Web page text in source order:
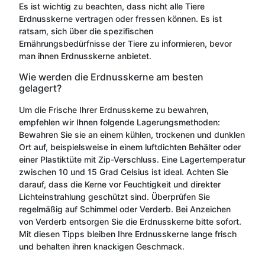
Es ist wichtig zu beachten, dass nicht alle Tiere
Erdnusskerne vertragen oder fressen können. Es ist
ratsam, sich über die spezifischen
Ernährungsbedürfnisse der Tiere zu informieren, bevor
man ihnen Erdnusskerne anbietet.
Wie werden die Erdnusskerne am besten
gelagert?
Um die Frische Ihrer Erdnusskerne zu bewahren,
empfehlen wir Ihnen folgende Lagerungsmethoden:
Bewahren Sie sie an einem kühlen, trockenen und dunklen
Ort auf, beispielsweise in einem luftdichten Behälter oder
einer Plastiktüte mit Zip-Verschluss. Eine Lagertemperatur
zwischen 10 und 15 Grad Celsius ist ideal. Achten Sie
darauf, dass die Kerne vor Feuchtigkeit und direkter
Lichteinstrahlung geschützt sind. Überprüfen Sie
regelmäßig auf Schimmel oder Verderb. Bei Anzeichen
von Verderb entsorgen Sie die Erdnusskerne bitte sofort.
Mit diesen Tipps bleiben Ihre Erdnusskerne lange frisch
und behalten ihren knackigen Geschmack.